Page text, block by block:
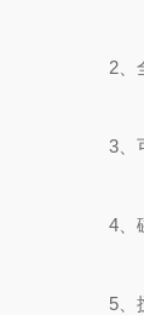
2、全
3、可
4、磁
5、搅